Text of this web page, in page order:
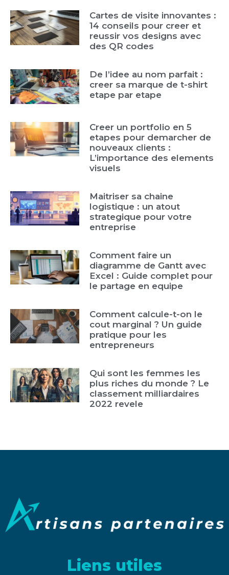
Cartes de visite innovantes :
14 conseils pour creer et
reussir vos designs avec
des QR codes
De l’idee au nom parfait :
creer sa marque de t-shirt
etape par etape
Creer un portfolio en 5
etapes pour demarcher de
nouveaux clients :
L’importance des elements
visuels
Maitriser sa chaine
logistique : un atout
strategique pour votre
entreprise
Comment faire un
diagramme de Gantt avec
Excel : Guide complet pour
le partage en equipe
Comment calcule-t-on le
cout marginal ? Un guide
pratique pour les
entrepreneurs
Qui sont les femmes les
plus riches du monde ? Le
classement milliardaires
2022 revele
Liens utiles